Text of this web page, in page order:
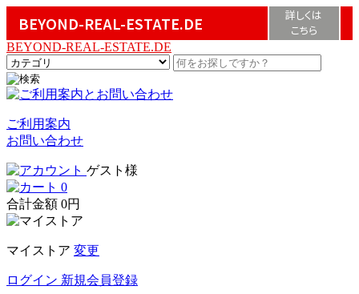
BEYOND-REAL-ESTATE.DE
詳しくは
こちら
BEYOND-REAL-ESTATE.DE
ご利用案内
お問い合わせ
ゲスト様
0
合計金額 0円
マイストア 変更
ログイン 新規会員登録